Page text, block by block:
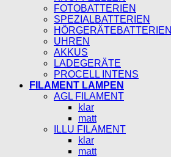
FOTOBATTERIEN
SPEZIALBATTERIEN
HÖRGERÄTEBATTERIEN
UHREN
AKKUS
LADEGERÄTE
PROCELL INTENS
FILAMENT LAMPEN
AGL FILAMENT
klar
matt
ILLU FILAMENT
klar
matt